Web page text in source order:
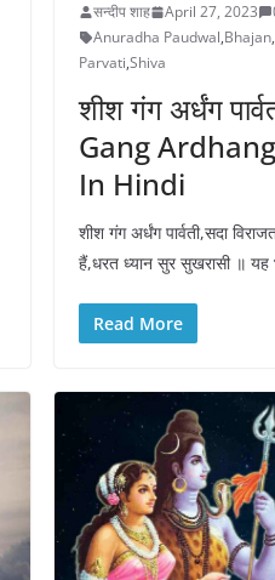
सन्दीप शाह April 27, 2023
Anuradha Paudwal,Bhajan,
Parvati,Shiva
शीश गंग अर्धंग
Gang
In Hindi
शीश गंग अर्धंग पार्वती,सदा
हैं,धरत ध्यान सुर सुखरासी ॥ यह
Read More